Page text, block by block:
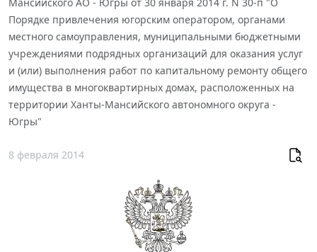
Порядке привлечения югорским оператором, органами
местного самоуправления, муниципальными бюджетными
учреждениями подрядных организаций для оказания услуг
и (или) выполнения работ по капитальному ремонту общего
имущества в многоквартирных домах, расположенных на
территории Ханты-Мансийского автономного округа -
Югры"
8 февраля 2014